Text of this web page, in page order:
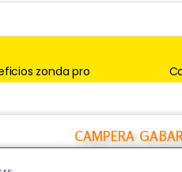
zonda pro
CAMPERA